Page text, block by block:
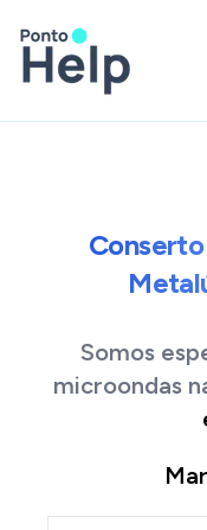
Somos
microondas